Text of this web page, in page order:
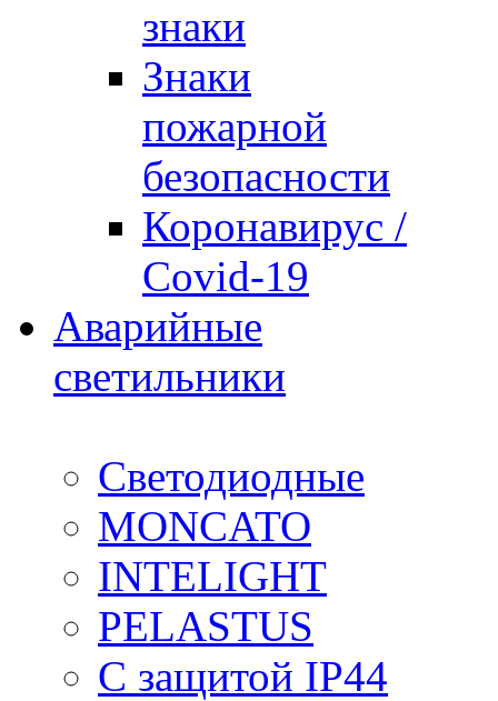
знаки
Знаки
пожарной
безопасности
Коронавирус /
Covid-19
Аварийные
светильники
Светодиодные
MONCATO
INTELIGHT
PELASTUS
С защитой IP44